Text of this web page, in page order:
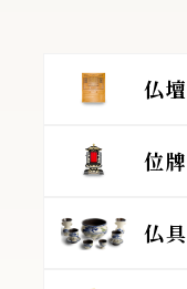
仏壇
位牌
仏具